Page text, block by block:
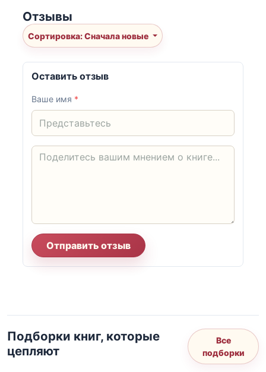
Отзывы
Сортировка: Сначала новые
Оставить отзыв
Ваше имя *
Отправить отзыв
Подборки книг, которые
цепляют
Все
подборки